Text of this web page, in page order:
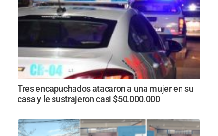
Tres encapuchados atacaron a una mujer en su
casa y le sustrajeron casi $50.000.000